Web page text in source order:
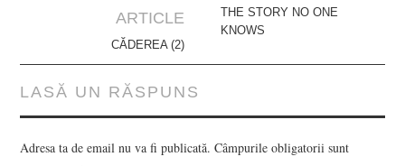
navigationARTICLE
CĂDEREA (2)
THE STORY NO ONE
KNOWS
LASĂ UN RĂSPUNS
Adresa ta de email nu va fi publicată. Câmpurile obligatorii sunt